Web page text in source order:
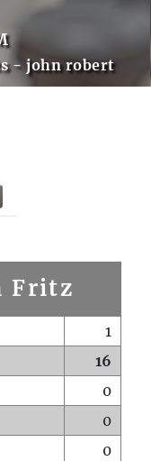
- john robert
Fritz
1
16
0
0
0